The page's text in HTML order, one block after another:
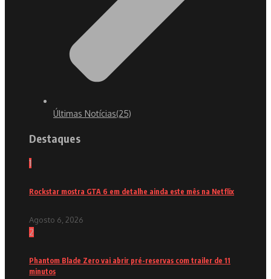
Últimas Notícias(25)
Destaques
1
Rockstar mostra GTA 6 em detalhe ainda este mês na Netflix
Agosto 6, 2026
2
Phantom Blade Zero vai abrir pré-reservas com trailer de 11
minutos